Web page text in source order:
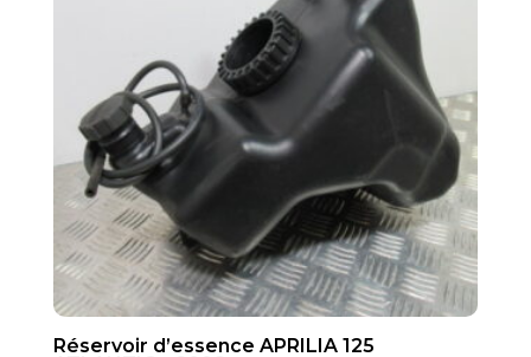
Réservoir d’essence APRILIA 125